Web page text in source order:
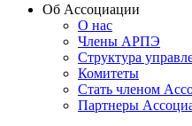
Об Ассоциации
О нас
Члены АРПЭ
Структура
Комитеты
Стать членом
Партнеры